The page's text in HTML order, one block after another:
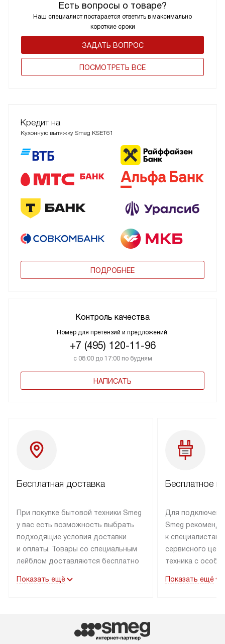
Есть вопросы о товаре?
Наш специалист постарается ответить в максимально
короткие сроки
ЗАДАТЬ ВОПРОС
ПОCМОТРЕТЬ ВСЕ
Кредит на
Кухонную вытяжку Smeg KSET61
ПОДРОБНЕЕ
Контроль качества
Номер для претензий и предложений:
+7 (495) 120-11-96
с 08:00 до 17:00 по будням
НАПИСАТЬ
Бесплатная доставка
При покупке бытовой техники Smeg
у вас есть возможность выбрать
подходящие условия доставки
и оплаты. Товары со специальным
лейблом доставляются бесплатно
до подъезда. Доставка за пределы
маркировку «в наличии», может
быть отправлен покупателю
Показать ещё
Бесплатное
Для
Smeg
к специалистам
сервисного
техника с
коммуникациям.
Показать ещё